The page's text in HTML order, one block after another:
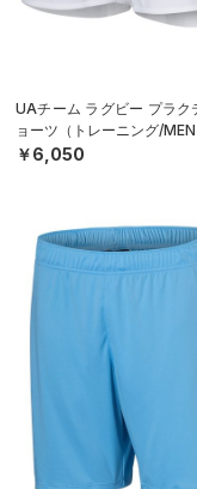
UAチーム ラグビー プラク
ョーツ（トレーニング/MEN
￥6,050